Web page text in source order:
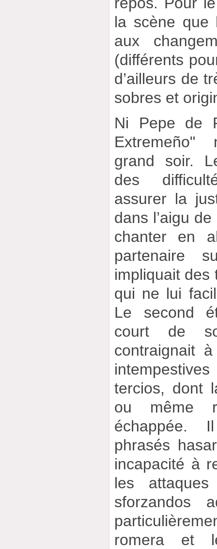
la scène que
aux
(différents
d’ailleurs de
sobres et
Ni Pepe de
Extremeño"
grand soir.
des
assurer la
dans l’aigu
chanter en
partenaire
impliquait des
qui ne lui
Le second
court de
contraignait
tercios, dont
ou même
échappée.
phrasés
incapacité à
les
sforzandos
romera et